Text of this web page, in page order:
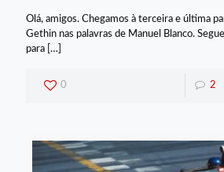
Olá, amigos. Chegamos à terceira e última
Gethin nas palavras de Manuel Blanco.
para […]
0 2